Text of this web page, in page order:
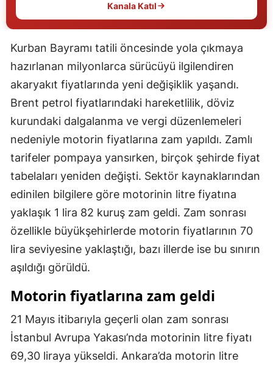
Giresun
Hakkari
Hatay
Isparta
Mersin
İstanbul
İzmir
Kars
Kastamonu
Kocaeli
Konya
Kanala Katıl
Kurban Bayramı tatili öncesinde yola çıkmaya
hazırlanan milyonlarca sürücüyü ilgilendiren
akaryakıt fiyatlarında yeni değişiklik yaşandı.
Brent petrol fiyatlarındaki hareketlilik, döviz
kurundaki dalgalanma ve vergi düzenlemeleri
nedeniyle motorin fiyatlarına zam yapıldı. Zamlı
tarifeler pompaya yansırken, birçok şehirde fiyat
tabelaları yeniden değişti. Sektör kaynaklarından
edinilen bilgilere göre motorinin litre fiyatına
yaklaşık 1 lira 82 kuruş zam geldi. Zam sonrası
özellikle büyükşehirlerde motorin fiyatlarının 70
lira seviyesine yaklaştığı, bazı illerde ise bu sınırın
aşıldığı görüldü.
Motorin fiyatlarına zam geldi
21 Mayıs itibarıyla geçerli olan zam sonrası
İstanbul Avrupa Yakası’nda motorinin litre fiyatı
69,30 liraya yükseldi. Ankara’da motorin litre